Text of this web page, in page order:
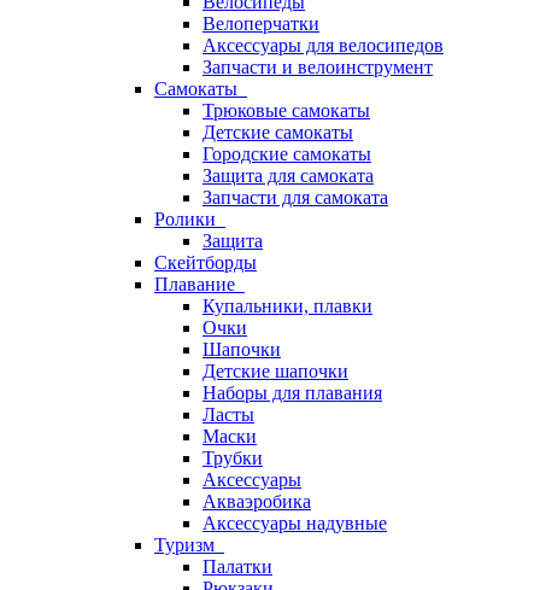
Велоперчатки
Аксессуары для велосипедов
Запчасти и велоинструмент
Самокаты
Трюковые самокаты
Детские самокаты
Городские самокаты
Защита для самоката
Запчасти для самоката
Ролики
Защита
Скейтборды
Плавание
Купальники, плавки
Очки
Шапочки
Детские шапочки
Наборы для плавания
Ласты
Маски
Трубки
Аксессуары
Акваэробика
Аксессуары надувные
Туризм
Палатки